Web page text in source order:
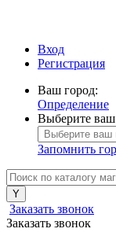
Вход
Регистрация
Ваш город:
Определение
Выберите ваш
Запомнить
Заказать звонок
Заказать звонок